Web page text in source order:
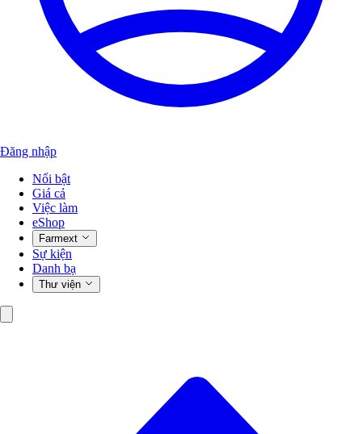
Đăng nhập
Nổi bật
Giá cả
Việc làm
eShop
Farmext
Sự kiện
Danh bạ
Thư viện